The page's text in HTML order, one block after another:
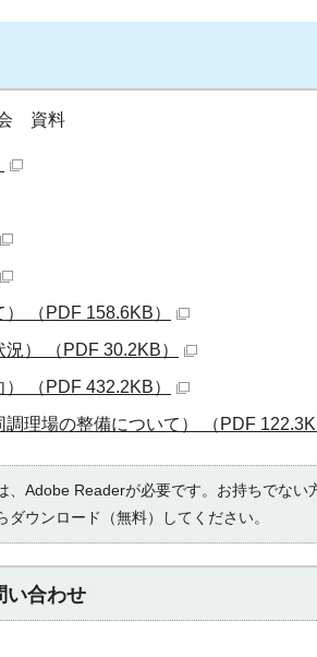
会 資料
（PDF 158.6KB）
） （PDF 30.2KB）
（PDF 432.2KB）
理場の整備について） （PDF
Adobe Readerが必要です。お持ちでない
ダウンロード（無料）してください。
い合わせ